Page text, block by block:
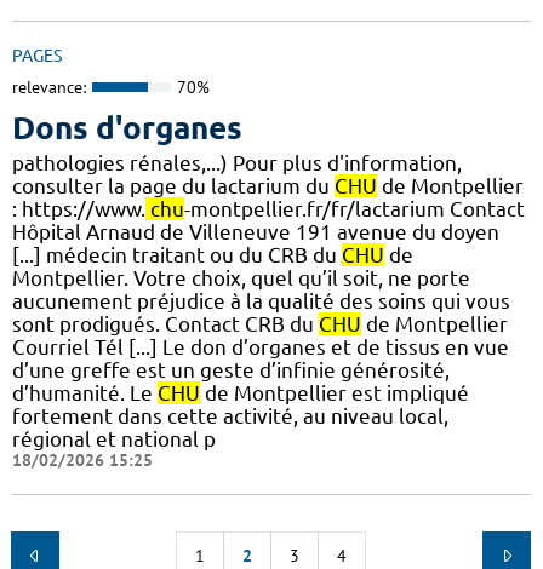
PAGES
relevance: 70%
Dons d'organes
pathologies rénales,...) Pour plus d'information,
consulter la page du lactarium du CHU de Montpellier
: https://www. chu-montpellier.fr/fr/lactarium Contact
Hôpital Arnaud de Villeneuve 191 avenue du doyen
[...] médecin traitant ou du CRB du CHU de
Montpellier. Votre choix, quel qu’il soit, ne porte
aucunement préjudice à la qualité des soins qui vous
sont prodigués. Contact CRB du CHU de Montpellier
Courriel Tél [...] Le don d’organes et de tissus en vue
d’une greffe est un geste d’infinie générosité,
d’humanité. Le CHU de Montpellier est impliqué
fortement dans cette activité, au niveau local,
régional et national p
18/02/2026 15:25
1 2 3 4